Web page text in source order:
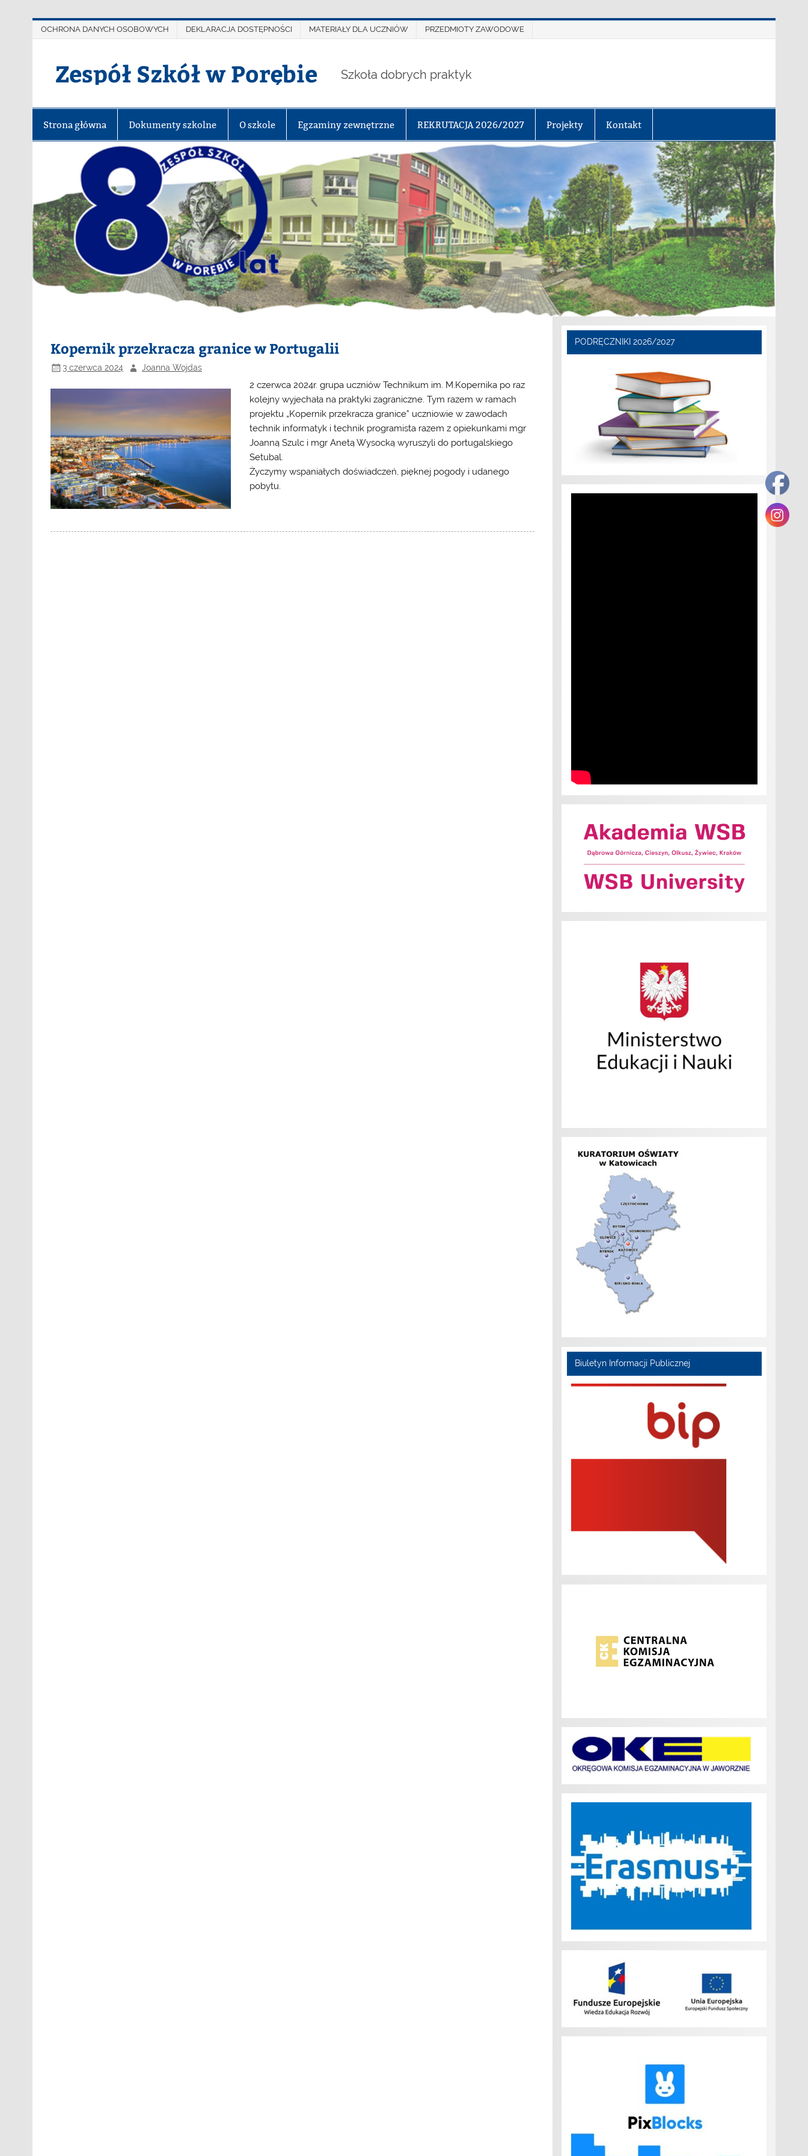
OCHRONA DANYCH OSOBOWYCH DEKLARACJA DOSTĘPNOŚCI MATERIAŁY DLA UCZNIÓW PRZEDMIOTY ZAWODOWE
Zespół Szkół w Porębie Szkoła dobrych praktyk
Strona główna Dokumenty szkolne O szkole Egzaminy zewnętrzne REKRUTACJA 2026/2027 Projekty Kontakt
Kopernik przekracza granice w Portugalii
3 czerwca 2024 Joanna Wojdas
2 czerwca 2024r. grupa uczniów Technikum im. M.Kopernika po raz
kolejny wyjechała na praktyki zagraniczne. Tym razem w ramach
projektu „Kopernik przekracza granice” uczniowie w zawodach
technik informatyk i technik programista razem z opiekunkami mgr
Joanną Szulc i mgr Anetą Wysocką wyruszyli do portugalskiego
Setubal.
Życzymy wspaniałych doświadczeń, pięknej pogody i udanego
pobytu.
PODRĘCZNIKI 2026/2027
Biuletyn Informacji Publicznej